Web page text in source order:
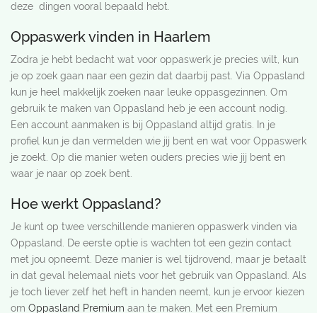
deze dingen vooral bepaald hebt.
Oppaswerk vinden in Haarlem
Zodra je hebt bedacht wat voor oppaswerk je precies wilt, kun
je op zoek gaan naar een gezin dat daarbij past. Via Oppasland
kun je heel makkelijk zoeken naar leuke oppasgezinnen. Om
gebruik te maken van Oppasland heb je een account nodig.
Een account aanmaken is bij Oppasland altijd gratis. In je
profiel kun je dan vermelden wie jij bent en wat voor Oppaswerk
je zoekt. Op die manier weten ouders precies wie jij bent en
waar je naar op zoek bent.
Hoe werkt Oppasland?
Je kunt op twee verschillende manieren oppaswerk vinden via
Oppasland. De eerste optie is wachten tot een gezin contact
met jou opneemt. Deze manier is wel tijdrovend, maar je betaalt
in dat geval helemaal niets voor het gebruik van Oppasland. Als
je toch liever zelf het heft in handen neemt, kun je ervoor kiezen
om Oppasland Premium aan te maken. Met een Premium